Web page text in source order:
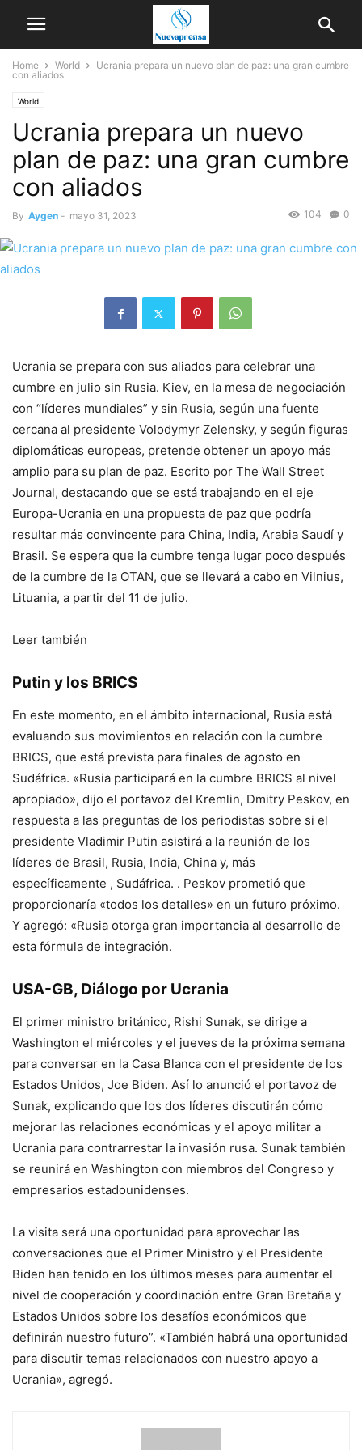
Home World
Ucrania prepara un nuevo plan de paz: una gran cumbre
con aliados
World
Ucrania prepara un nuevo
plan de paz: una gran cumbre
con aliados
By Aygen - mayo 31, 2023 0
104
Ucrania se prepara con sus aliados para celebrar una
cumbre en julio sin Rusia. Kiev, en la mesa de negociación
con “líderes mundiales” y sin Rusia, según una fuente
cercana al presidente Volodymyr Zelensky, y según figuras
diplomáticas europeas, pretende obtener un apoyo más
amplio para su plan de paz. Escrito por The Wall Street
Journal, destacando que se está trabajando en el eje
Europa-Ucrania en una propuesta de paz que podría
resultar más convincente para China, India, Arabia Saudí y
Brasil. Se espera que la cumbre tenga lugar poco después
de la cumbre de la OTAN, que se llevará a cabo en Vilnius,
Lituania, a partir del 11 de julio.
Leer también
Putin y los BRICS
En este momento, en el ámbito internacional, Rusia está
evaluando sus movimientos en relación con la cumbre
BRICS, que está prevista para finales de agosto en
Sudáfrica. «Rusia participará en la cumbre BRICS al nivel
apropiado», dijo el portavoz del Kremlin, Dmitry Peskov, en
respuesta a las preguntas de los periodistas sobre si el
presidente Vladimir Putin asistirá a la reunión de los
líderes de Brasil, Rusia, India, China y, más
específicamente , Sudáfrica. . Peskov prometió que
proporcionaría «todos los detalles» en un futuro próximo.
Y agregó: «Rusia otorga gran importancia al desarrollo de
esta fórmula de integración.
USA-GB, Diálogo por Ucrania
El primer ministro británico, Rishi Sunak, se dirige a
Washington el miércoles y el jueves de la próxima semana
para conversar en la Casa Blanca con el presidente de los
Estados Unidos, Joe Biden. Así lo anunció el portavoz de
Sunak, explicando que los dos líderes discutirán cómo
mejorar las relaciones económicas y el apoyo militar a
Ucrania para contrarrestar la invasión rusa. Sunak también
se reunirá en Washington con miembros del Congreso y
empresarios estadounidenses.
La visita será una oportunidad para aprovechar las
conversaciones que el Primer Ministro y el Presidente
Biden han tenido en los últimos meses para aumentar el
nivel de cooperación y coordinación entre Gran Bretaña y
Estados Unidos sobre los desafíos económicos que
definirán nuestro futuro”. «También habrá una oportunidad
para discutir temas relacionados con nuestro apoyo a
Ucrania», agregó.